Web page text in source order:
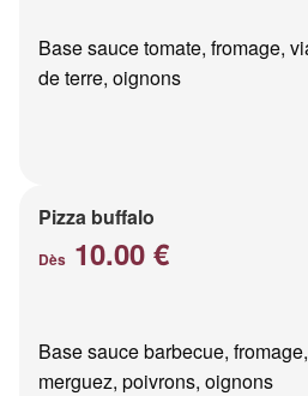
Base sauce tomate, fromage,
de terre, oignons
Pizza buffalo
Dès 10.00 €
Base sauce barbecue,
merguez, poivrons, oignons